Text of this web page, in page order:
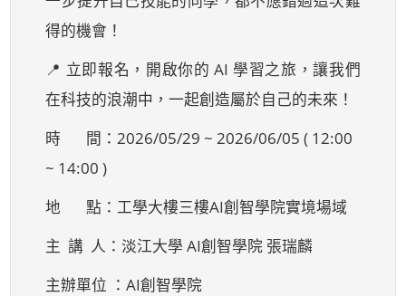
得的機會！
📍 立即報名，開啟你的 AI 學習之旅，讓我們
在科技的浪潮中，一起創造屬於自己的未來！
時 間：2026/05/29 ~ 2026/06/05 ( 12:00
~ 14:00 )
地 點：工學大樓三樓AI創智學院實境場域
主 講 人：淡江大學 AI創智學院 張瑞麟
主辦單位 ：AI創智學院